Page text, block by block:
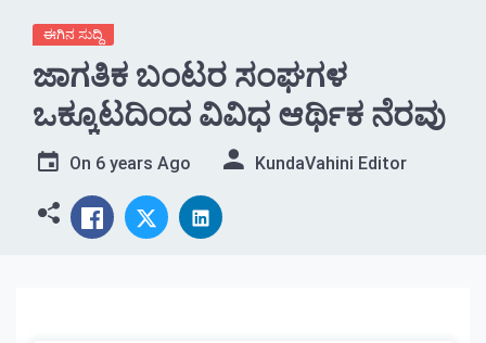
ಈಗಿನ ಸುದ್ದಿ
ಜಾಗತಿಕ ಬಂಟರ ಸಂಘಗಳ
ಒಕ್ಕೂಟದಿಂದ ವಿವಿಧ ಆರ್ಥಿಕ ನೆರವು
On 6 years Ago KundaVahini Editor